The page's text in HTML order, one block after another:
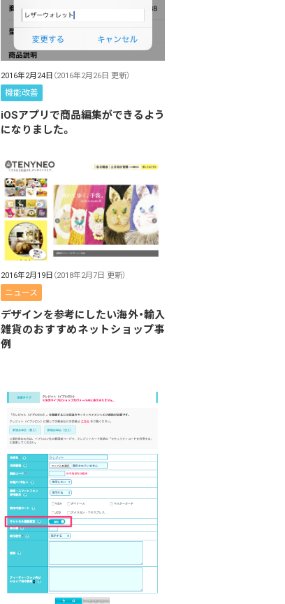
2016年2月24日 （2016年2月26日 更新）
機能改善
iOSアプリで商品編集ができるよう
になりました。
2016年2月19日 （2018年2月7日 更新）
ニュース
デザインを参考にしたい海外・輸入
雑貨のおすすめネットショップ事
例